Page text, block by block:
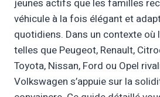
jeunes actifs que les familles
véhicule à la fois élégant et
quotidiens. Dans un contexte où
telles que Peugeot, Renault,
Toyota, Nissan, Ford ou Opel
Volkswagen s’appuie sur la